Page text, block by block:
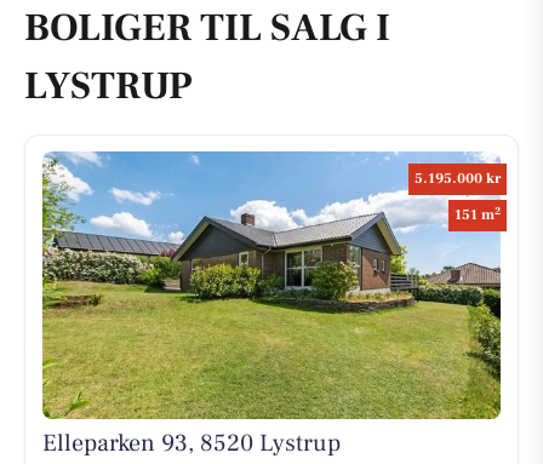
BOLIGER TIL SALG I
LYSTRUP
5.195.000 kr
151 m2
Elleparken 93, 8520 Lystrup